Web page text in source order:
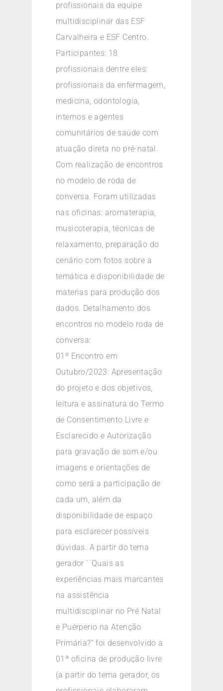
profissionais da equipe
multidisciplinar das ESF
Carvalheira e ESF Centro.
Participantes: 18
profissionais dentre eles:
profissionais da enfermagem,
medicina, odontologia,
internos e agentes
comunitários de saúde com
atuação direta no pré-natal.
Com realização de encontros
no modelo de roda de
conversa. Foram utilizadas
nas oficinas: aromaterapia,
musicoterapia, técnicas de
relaxamento, preparação do
cenário com fotos sobre a
temática e disponibilidade de
materias para produção dos
dados. Detalhamento dos
encontros no modelo roda de
conversa:
01º Encontro em
Outubro/2023: Apresentação
do projeto e dos objetivos,
leitura e assinatura do Termo
de Consentimento Livre e
Esclarecido e Autorização
para gravação de som e/ou
imagens e orientações de
como será a participação de
cada um, além da
disponibilidade de espaço
para esclarecer possíveis
dúvidas. A partir do tema
gerador ´´Quais as
experiências mais marcantes
na assistência
multidisciplinar no Pré Natal
e Puérperio na Atenção
Primária?“ foi desenvolvido a
01ª oficina de produção livre
(a partir do tema gerador, os